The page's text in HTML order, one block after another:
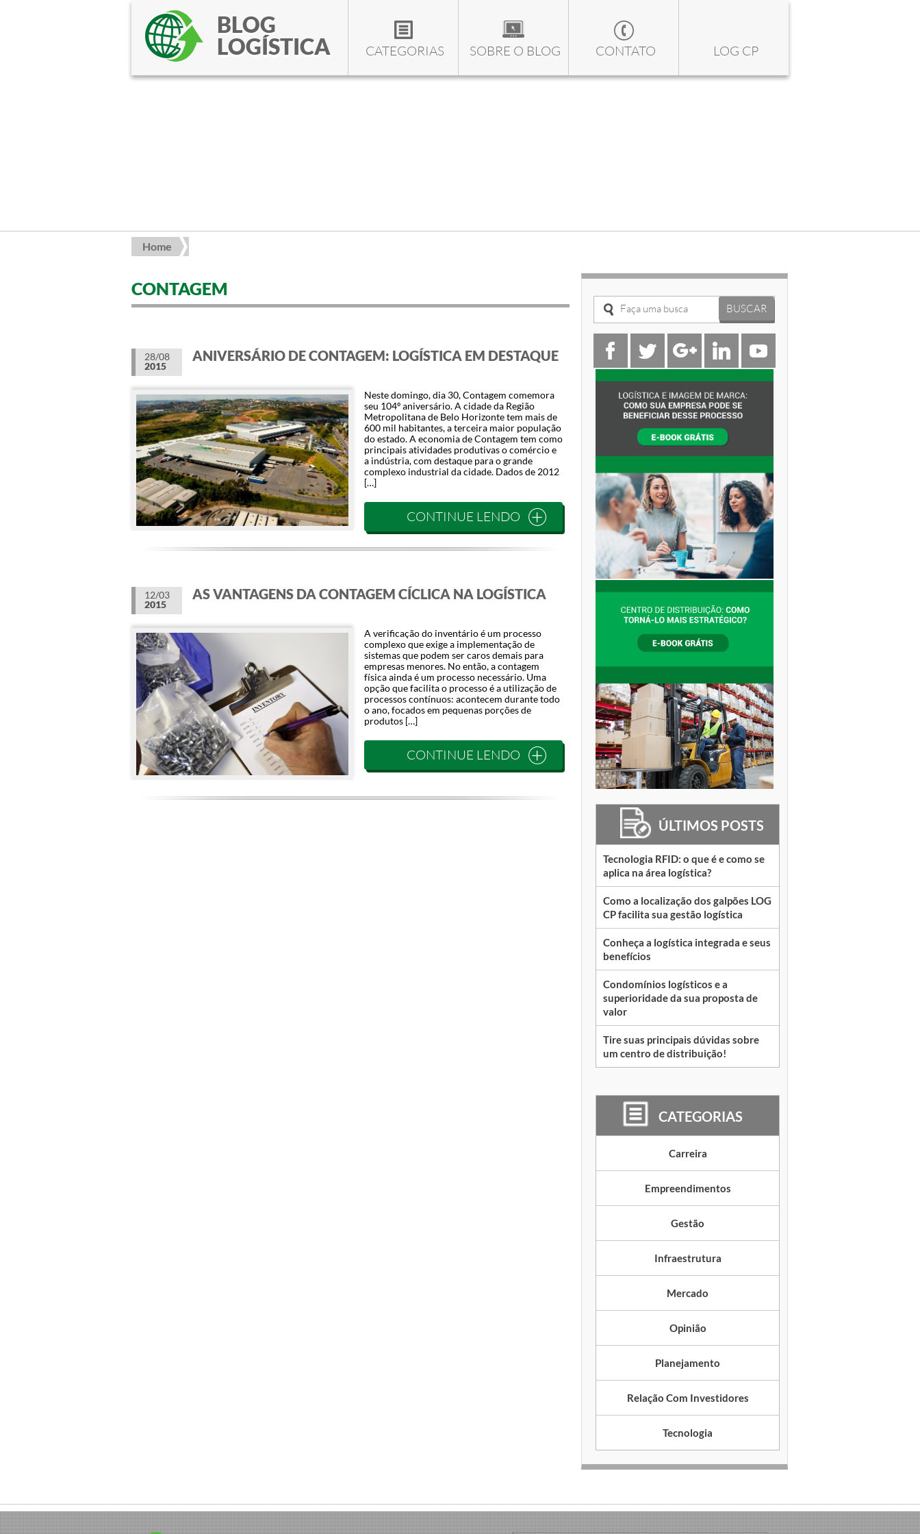
BLOG
LOGÍSTICA
CATEGORIAS SOBRE O BLOG CONTATO LOG CP
Home
CONTAGEM
28/08
2015
ANIVERSÁRIO DE CONTAGEM: LOGÍSTICA EM DESTAQUE
Neste domingo, dia 30, Contagem comemora
seu 104º aniversário. A cidade da Região
Metropolitana de Belo Horizonte tem mais de
600 mil habitantes, a terceira maior população
do estado. A economia de Contagem tem como
principais atividades produtivas o comércio e
a indústria, com destaque para o grande
complexo industrial da cidade. Dados de 2012
[…]
CONTINUE LENDO
12/03
2015
AS VANTAGENS DA CONTAGEM CÍCLICA NA LOGÍSTICA
A verificação do inventário é um processo
complexo que exige a implementação de
sistemas que podem ser caros demais para
empresas menores. No então, a contagem
física ainda é um processo necessário. Uma
opção que facilita o processo é a utilização de
processos contínuos: acontecem durante todo
o ano, focados em pequenas porções de
produtos […]
CONTINUE LENDO
ÚLTIMOS POSTS
Tecnologia RFID: o que é e como se
aplica na área logística?
Como a localização dos galpões LOG
CP facilita sua gestão logística
Conheça a logística integrada e seus
benefícios
Condomínios logísticos e a
superioridade da sua proposta de
valor
Tire suas principais dúvidas sobre
um centro de distribuição!
CATEGORIAS
Carreira
Empreendimentos
Gestão
Infraestrutura
Mercado
Opinião
Planejamento
Relação Com Investidores
Tecnologia